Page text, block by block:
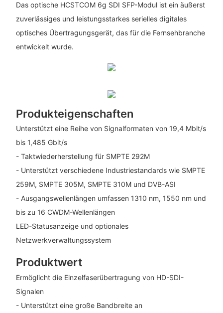
Das optische HCSTCOM 6g SDI SFP-Modul ist ein äußerst
zuverlässiges und leistungsstarkes serielles digitales
optisches Übertragungsgerät, das für die Fernsehbranche
entwickelt wurde.
Produkteigenschaften
Unterstützt eine Reihe von Signalformaten von 19,4 Mbit/s
bis 1,485 Gbit/s
- Taktwiederherstellung für SMPTE 292M
- Unterstützt verschiedene Industriestandards wie SMPTE
259M, SMPTE 305M, SMPTE 310M und DVB-ASI
- Ausgangswellenlängen umfassen 1310 nm, 1550 nm und
bis zu 16 CWDM-Wellenlängen
LED-Statusanzeige und optionales
Netzwerkverwaltungssystem
Produktwert
Ermöglicht die Einzelfaserübertragung von HD-SDI-
Signalen
- Unterstützt eine große Bandbreite an